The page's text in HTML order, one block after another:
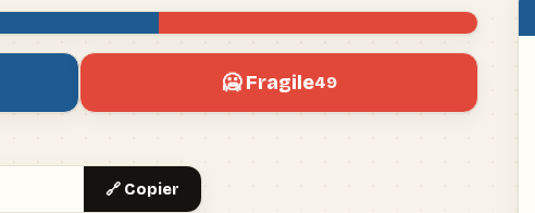
🥶 Fragile49
🔗 Copier